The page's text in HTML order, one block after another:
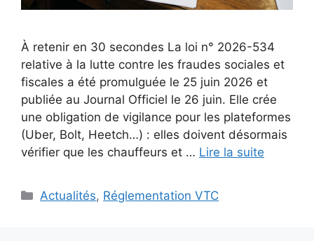
À retenir en 30 secondes La loi n° 2026-534
relative à la lutte contre les fraudes sociales et
fiscales a été promulguée le 25 juin 2026 et
publiée au Journal Officiel le 26 juin. Elle crée
une obligation de vigilance pour les plateformes
(Uber, Bolt, Heetch…) : elles doivent désormais
vérifier que les chauffeurs et … Lire la suite
Catégories
Actualités, Réglementation VTC